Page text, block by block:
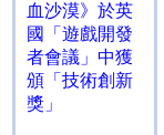
血沙漠》於英
國「遊戲開發
者會議」中獲
頒「技術創新
獎」